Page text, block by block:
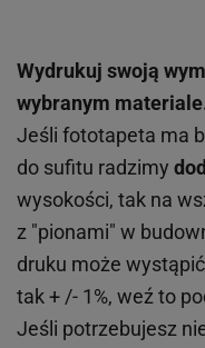
Wydrukuj swoją
wybranym
Jeśli fototapeta ma
do sufitu radzimy
wysokości, tak na
z "pionami" w
druku może
tak + /- 1%, weź to
Jeśli potrzebujesz